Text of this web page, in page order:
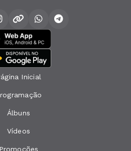
Inicial
Álbuns
Vídeos
Promoções